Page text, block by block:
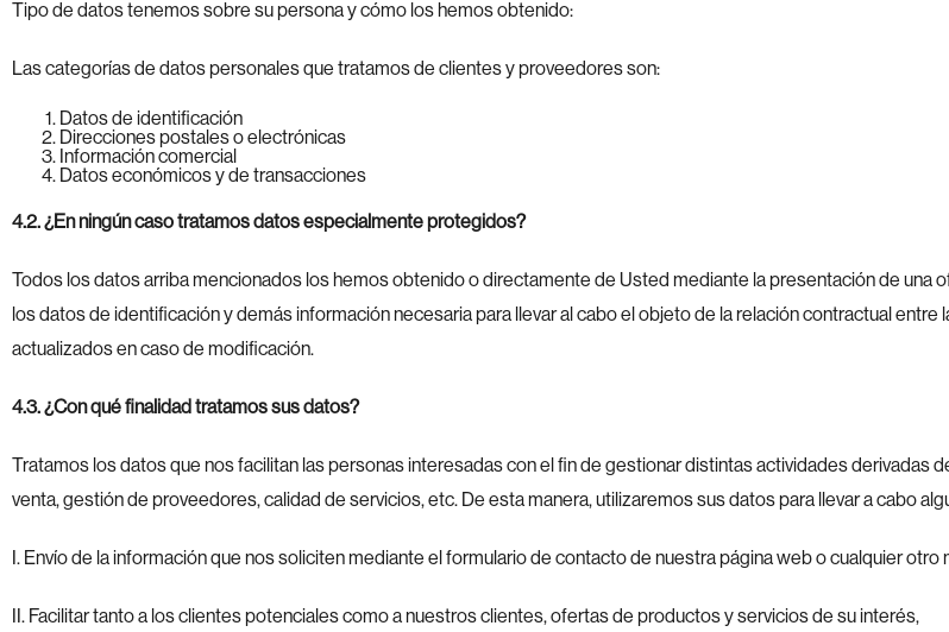
Tipo de datos tenemos sobre su persona y cómo los hemos obtenido:
Las categorías de datos personales que tratamos de clientes y proveedores son:
Datos de identificación
Direcciones postales o electrónicas
Información comercial
Datos económicos y de transacciones
4.2. ¿En ningún caso tratamos datos especialmente protegidos?
Todos los datos arriba mencionados los hemos obtenido o directamente de Usted mediante la presentación de una
los datos de identificación y demás información necesaria para llevar al cabo el objeto de la relación contractual
actualizados en caso de modificación.
4.3. ¿Con qué finalidad tratamos sus datos?
Tratamos los datos que nos facilitan las personas interesadas con el fin de gestionar distintas actividades
venta, gestión de proveedores, calidad de servicios, etc. De esta manera, utilizaremos sus datos para llevar a cabo
I. Envío de la información que nos soliciten mediante el formulario de contacto de nuestra página web o cualquier
II. Facilitar tanto a los clientes potenciales como a nuestros clientes, ofertas de productos y servicios de su interés,